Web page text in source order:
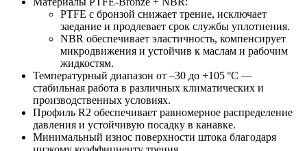
PTFE с бронзой снижает трение, исключает
заедание и продлевает срок службы уплотнения.
NBR обеспечивает эластичность, компенсирует
микродвижения и устойчив к маслам и рабочим
жидкостям.
Температурный диапазон от –30 до +105 °C —
стабильная работа в различных климатических и
производственных условиях.
Профиль R2 обеспечивает равномерное распределение
давления и устойчивую посадку в канавке.
Минимальный износ поверхности штока благодаря